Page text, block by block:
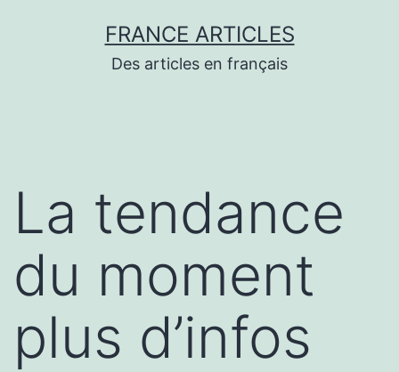
FRANCE ARTICLES
Des articles en français
La tendance
du moment
plus d’infos